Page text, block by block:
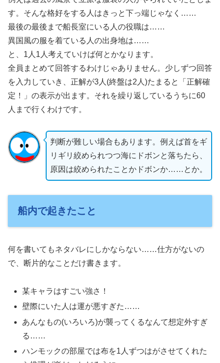
す。そんな格好をする人はきっと下っ端じゃなく……
最後の最後まで船長室にいる人の役職は……
異国風の服を着ている人の出身地は……
と、1人1人考えていけば何とかなります。
全員まとめて回答するわけじゃありません。少しずつ回答
を入力していき、正解が3人(終盤は2人)たまると「正解確
定！」の表示が出ます。それを繰り返しているうちに60
人まで行くわけです。
判断が難しい場合もあります。例えば首をギ
リギリ絞められつつ海にドボンと落ちたら、
原因は絞められたことかドボンか……とか。
船内で起きたこと
何を書いてもネタバレにしかならない……仕方がないの
で、断片的なことだけ書きます。
某キャラはすごい強さ！
壁際にいた人は運が悪すぎた……
あんなもの(いろいろ)が襲ってくるなんて想定外すぎ
る……
ハンモックの部屋では布を1人ずつはがさせてくれた